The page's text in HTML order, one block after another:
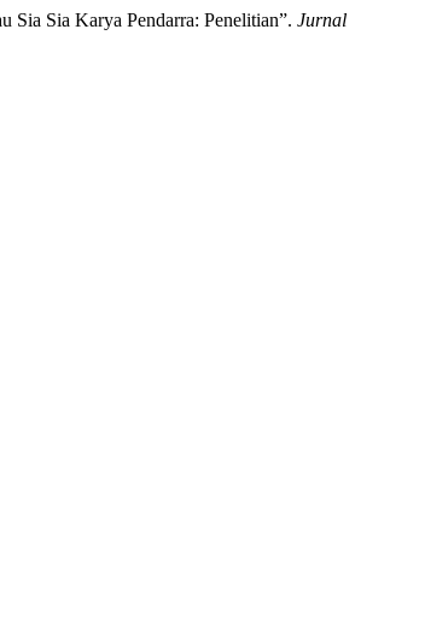
Sia Karya Pendarra: Penelitian”. Jurnal